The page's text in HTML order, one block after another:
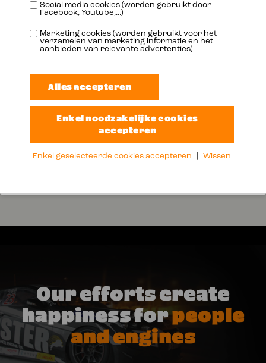
Dichtheid bij 15°C kg/l 0.863
Viscositeit 40°C mm²/s 91.00
Vlampunt COC °C 225
Vloeipunt °C
Our efforts create
happiness forpeople
and engines
Social media cookies (worden gebruikt door
Facebook, Youtube,...)
Marketing cookies (worden gebruikt voor het
verzamelen van marketing informatie en het
aanbieden van relevante advertenties)
Enkel geselecteerde cookies accepteren Wissen